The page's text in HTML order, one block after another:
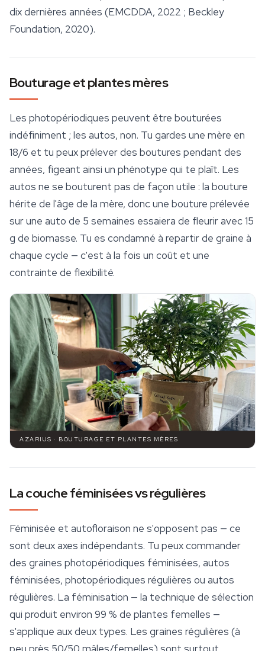
dix dernières années (EMCDDA, 2022 ; Beckley
Foundation, 2020).
Bouturage et plantes mères
Les photopériodiques peuvent être bouturées
indéfiniment ; les autos, non. Tu gardes une mère en
18/6 et tu peux prélever des boutures pendant des
années, figeant ainsi un phénotype qui te plaît. Les
autos ne se bouturent pas de façon utile : la bouture
hérite de l'âge de la mère, donc une bouture prélevée
sur une auto de 5 semaines essaiera de fleurir avec 15
g de biomasse. Tu es condamné à repartir de graine à
chaque cycle — c'est à la fois un coût et une
contrainte de flexibilité.
AZARIUS · BOUTURAGE ET PLANTES MÈRES
La couche féminisées vs régulières
Féminisée et autofloraison ne s'opposent pas — ce
sont deux axes indépendants. Tu peux commander
des graines photopériodiques féminisées, autos
féminisées, photopériodiques régulières ou autos
régulières. La féminisation — la technique de sélection
qui produit environ 99 % de plantes femelles —
s'applique aux deux types. Les graines régulières (à